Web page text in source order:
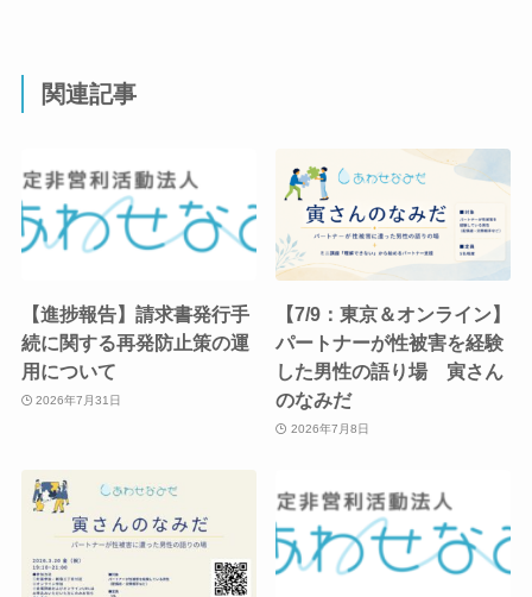
関連記事
【進捗報告】請求書発行手
続に関する再発防止策の運
用について
2026年7月31日
【7/9：東京＆オンライン】
パートナーが性被害を経験
した男性の語り場 寅さん
のなみだ
2026年7月8日